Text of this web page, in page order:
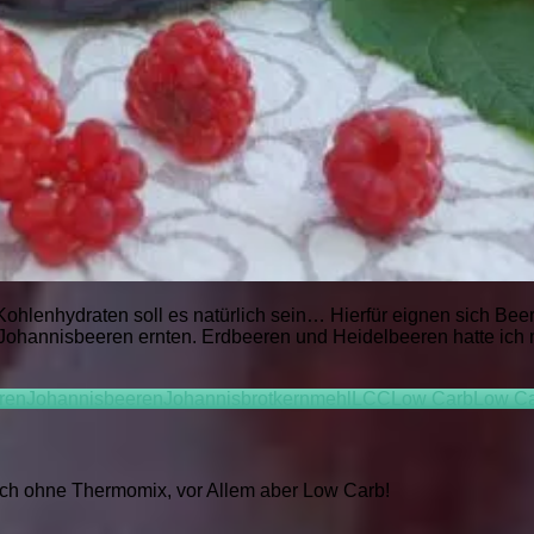
soll es natürlich sein… Hierfür eignen sich
ernten. Erdbeeren und Heidelbeeren hatte
JohannisbeerenJohannisbrotkernmehlLCCLow CarbLow
ohne Thermomix, vor Allem aber Low Carb!